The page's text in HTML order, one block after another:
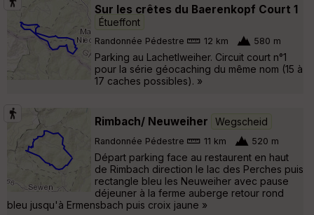
Sur les crêtes du Baerenkopf Court 1
Étueffont
Randonnée Pédestre 12 km 580 m
Parking au Lachetlweiher. Circuit court n°1
pour la série géocaching du même nom (15 à
17 caches possibles). »
Rimbach/ Neuweiher Wegscheid
Randonnée Pédestre 11 km 520 m
Départ parking face au restaurent en haut
de Rimbach direction le lac des Perches puis
rectangle bleu les Neuweiher avec pause
déjeuner à la ferme auberge retour rond
bleu jusqu'à Ermensbach puis croix jaune »